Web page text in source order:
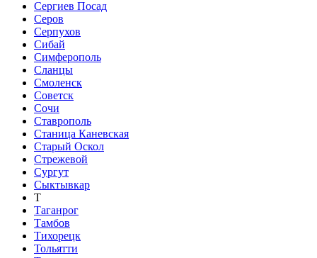
Сергиев Посад
Серов
Серпухов
Сибай
Симферополь
Сланцы
Смоленск
Советск
Сочи
Ставрополь
Станица Каневская
Старый Оскол
Стрежевой
Сургут
Сыктывкар
Т
Таганрог
Тамбов
Тихорецк
Тольятти